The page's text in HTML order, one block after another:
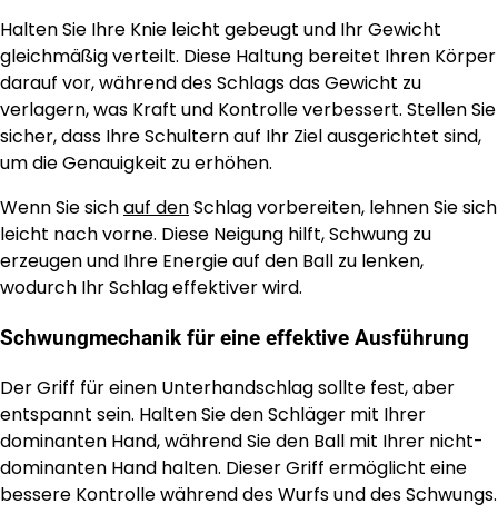
Halten Sie Ihre Knie leicht gebeugt und Ihr Gewicht
gleichmäßig verteilt. Diese Haltung bereitet Ihren Körper
darauf vor, während des Schlags das Gewicht zu
verlagern, was Kraft und Kontrolle verbessert. Stellen Sie
sicher, dass Ihre Schultern auf Ihr Ziel ausgerichtet sind,
um die Genauigkeit zu erhöhen.
Wenn Sie sichauf denSchlag vorbereiten, lehnen Sie sich
leicht nach vorne. Diese Neigung hilft, Schwung zu
erzeugen und Ihre Energie auf den Ball zu lenken,
wodurch Ihr Schlag effektiver wird.
Schwungmechanik für eine effektive Ausführung
Der Griff für einen Unterhandschlag sollte fest, aber
entspannt sein. Halten Sie den Schläger mit Ihrer
dominanten Hand, während Sie den Ball mit Ihrer nicht-
dominanten Hand halten. Dieser Griff ermöglicht eine
bessere Kontrolle während des Wurfs und des Schwungs.